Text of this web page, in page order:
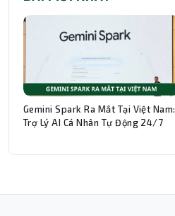
Gemini Spark Ra Mắt Tại Việt Nam:
Trợ Lý AI Cá Nhân Tự Động 24/7